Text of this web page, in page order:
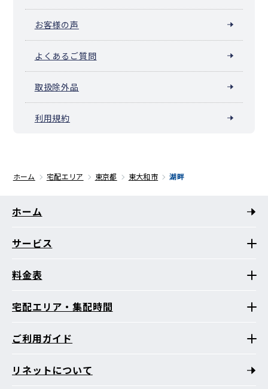
お客様の声
よくあるご質問
取扱除外品
利用規約
ホーム 宅配エリア 東京都 東大和市 湖畔
ホーム
サービス
料金表
宅配エリア・集配時間
ご利用ガイド
リネットについて